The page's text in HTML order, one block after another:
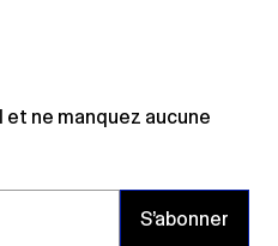
ne manquez aucune
S’abonner